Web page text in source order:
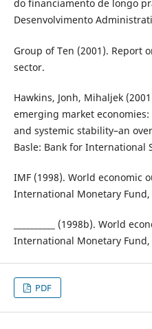
do financiamento de longo
Desenvolvimento
Group of Ten (2001). Report
sector.
Hawkins, Jonh, Mihaljek
emerging market
and systemic stability–an
Basle: Bank for International
IMF (1998). World economic
International Monetary Fund,
__________ (1998b). World
International Monetary Fund,
PDF